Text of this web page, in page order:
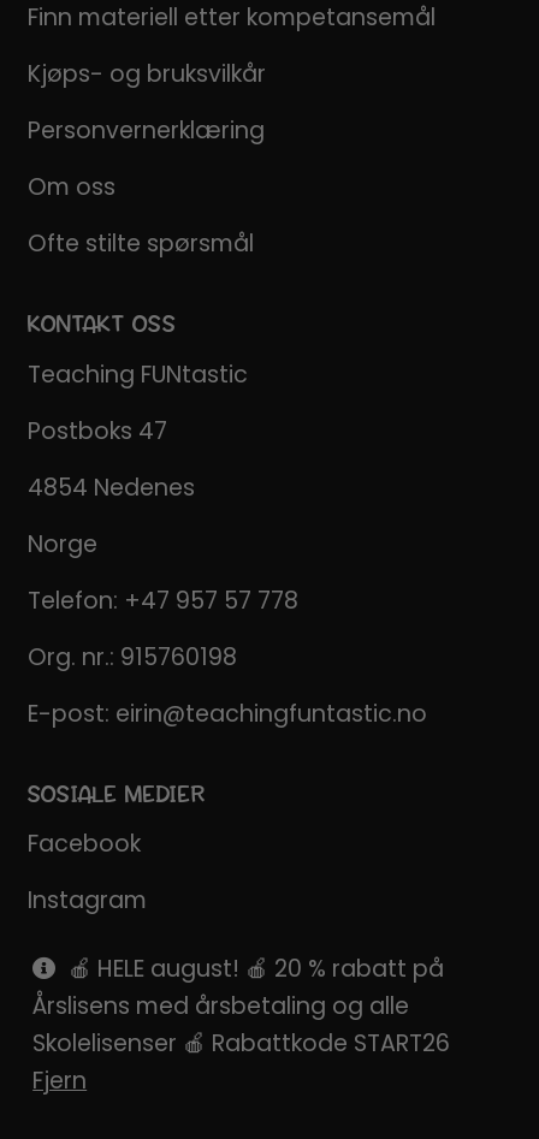
Finn materiell etter kompetansemål
Kjøps- og bruksvilkår
Personvernerklæring
Om oss
Ofte stilte spørsmål
KONTAKT OSS
Teaching FUNtastic
Postboks 47
4854 Nedenes
Norge
Telefon: +47 957 57 778
Org. nr.: 915760198
E-post: eirin@teachingfuntastic.no
SOSIALE MEDIER
Facebook
Instagram
Pinterest
SnapChat
🍎 HELE august! 🍎 20 % rabatt på
Årslisens med årsbetaling og alle
Skolelisenser 🍎 Rabattkode START26
Fjern